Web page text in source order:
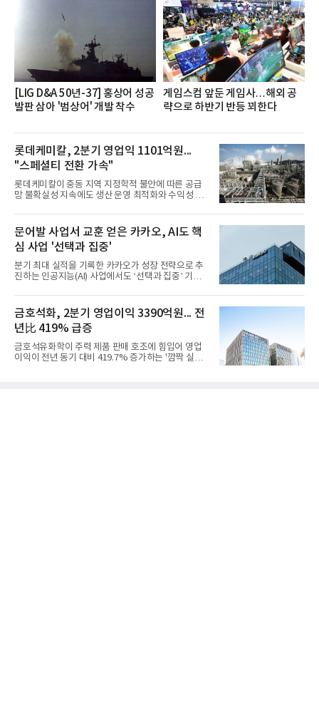
쳐 진행됐다.참고로 새로이(e)는 NH농협캐피탈 MZ
세대들로(과장~계장) 구성된 자율 참여조직으로, 조
직문화 혁신과 업무 효율성 향상을 위한 다양한 활동
을 추진하며,새로운 변화와 이로운 영향력을 조직전
반에 전파하는 역할
[LIG D&A 50년-37] 홍상어 성공
발판 삼아 '범상어' 개발 착수
게임스컴 앞둔 게임사…해외 공
략으로 하반기 반등 꾀한다
롯데케미칼, 2분기 영업익 1101억원...
"스페셜티 전환 가속"
롯데케미칼이 중동 지역 지정학적 불안에 따른 공급
망 불확실성 지속에도 생산 운영 최적화와 수익성 중
어갔다.롯데케미칼이 2026년 2분기 연결 기준 매출
액 5조6864억원, 영업이익 1101억원을 기록했다고 7
일 밝혔다. 사업별로는 기초화학 부문(롯데케미칼 기
초소재사업·LC타이탄·LC USA·롯데대산석화)이 매
출 3조9403억원, 영업이익 23억원을 기록했다. 정기
보수 영향과 원료 가격 변동에 따른 래깅 효과로 전분
기 대비 수익성은 둔화됐지만 흑자 전환 흐름을 유지
우호적인 환율 효과
문어발 사업서 교훈 얻은 카카오, AI도 핵
심 사업 '선택과 집중'
분기 최대 실적을 기록한 카카오가 성장 전략으로 추
진하는 인공지능(AI) 사업에서도 ‘선택과 집중’ 기조
라 투자에 나서는 것과 달리, 카카오는 ‘카카오톡’이
라는 플랫폼 경쟁력을 활용한 AI 에이전트 서비스에
집중하는 전략이다. 과거 무리한 사업 확장 과정에서
겪었던 시행착오를 되풀이하지 않고 핵심 역량에 집
중하겠다는 취지로 풀이된다.7일 업계에 따르면 카카
오는 올해 2분기 연결 기준 매출 2조985억원, 영업이
익 2770억원을 기록했다. 전년 동기 대비 매출과 영업
금호석화, 2분기 영업이익 3390억원... 전
년比 419% 급증
금호석유화학이 주력 제품 판매 호조에 힘입어 영업
이익이 전년 동기 대비 419.7% 증가하는 '깜짝 실